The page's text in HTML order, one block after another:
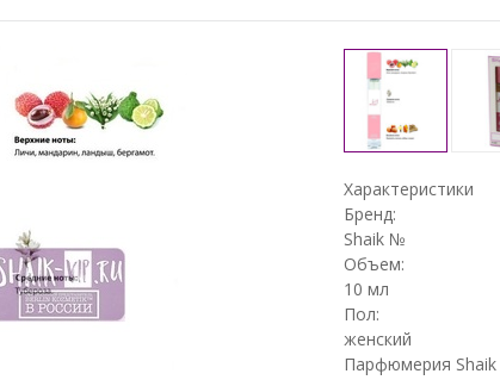
Характеристики
Бренд:
Shaik №
Объем:
10 мл
Пол:
женский
Парфюмерия